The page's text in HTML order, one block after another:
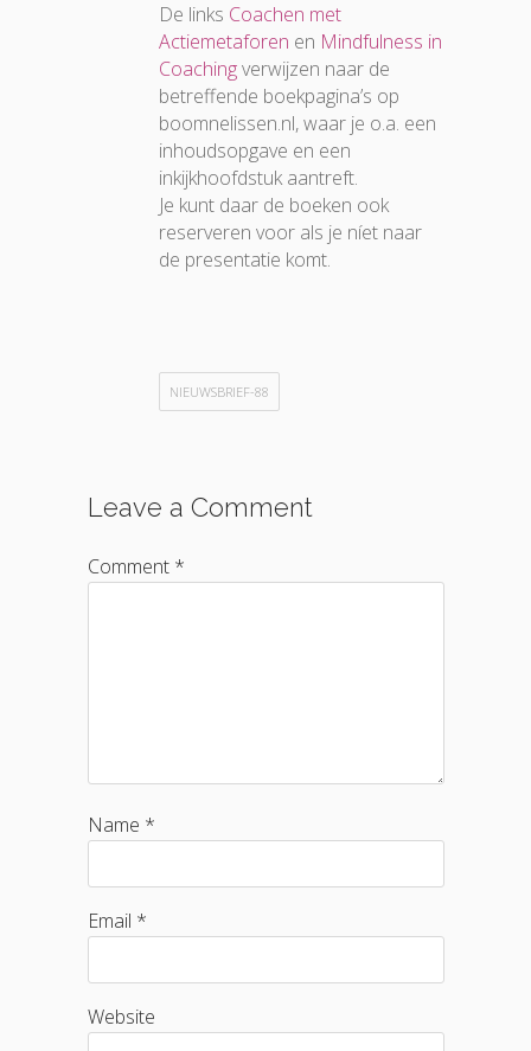
De links Coachen met
Actiemetaforen en Mindfulness in
Coachingverwijzen naar de
betreffende boekpagina’s op
boomnelissen.nl, waar je o.a. een
inhoudsopgave en een
inkijkhoofdstuk aantreft.
Je kunt daar de boeken ook
reserveren voor als je níet naar
de presentatie komt.
NIEUWSBRIEF-88
Leave a Comment
Comment *
Name *
Email *
Website